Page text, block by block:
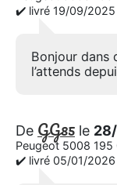
✔️ livré 19/09/2025
Bonjour dans
l’attends
De GG85 le
Peugeot 5008 195
✔️ livré 05/01/2026